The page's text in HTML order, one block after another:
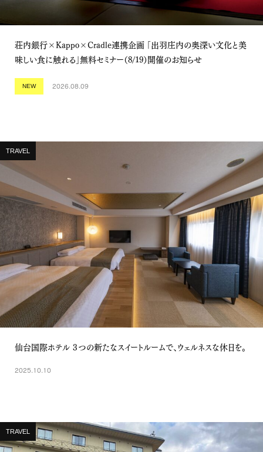
荘内銀行×Kappo×Cradle連携企画 「出羽庄内の奥深い文化と美
味しい食に触れる」無料セミナー（8/19）開催のお知らせ
NEW 2026.08.09
TRAVEL
仙台国際ホテル ３つの新たなスイートルームで、ウェルネスな休日を。
2025.10.10
TRAVEL